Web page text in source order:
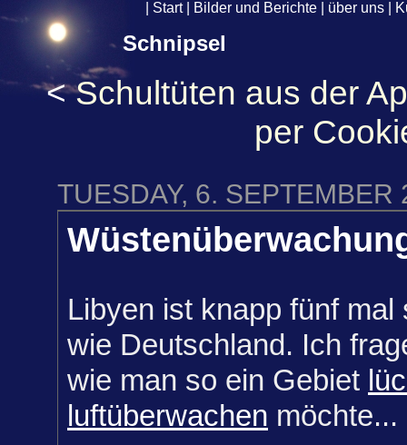
Start| Bilder und Berichte über uns
Schnipsel
< Schultüten aus der
per
TUESDAY, 6. SEPTEMBER
Libyen ist knapp fünf mal
wie Deutschland. Ich
wie man so ein Gebiet
luftüberwachen möchte...